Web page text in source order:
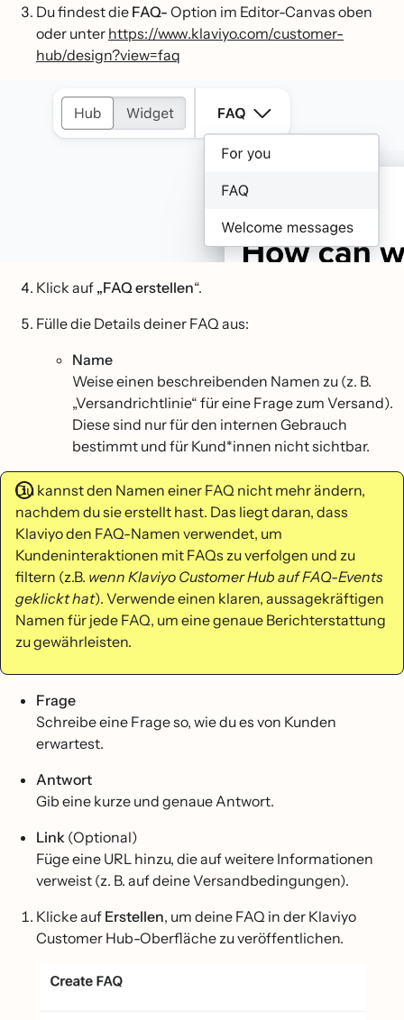
Du findest die FAQ- Option im Editor-Canvas oben
oder unter https://www.klaviyo.com/customer-
hub/design?view=faq
Klick auf „FAQ erstellen“.
Fülle die Details deiner FAQ aus:
Name
Weise einen beschreibenden Namen zu (z. B.
„Versandrichtlinie“ für eine Frage zum Versand).
Diese sind nur für den internen Gebrauch
bestimmt und für Kund*innen nicht sichtbar.
Du kannst den Namen einer FAQ nicht mehr ändern,
nachdem du sie erstellt hast. Das liegt daran, dass
Klaviyo den FAQ-Namen verwendet, um
Kundeninteraktionen mit FAQs zu verfolgen und zu
filtern (z.B. wenn Klaviyo Customer Hub auf FAQ-Events
geklickt hat). Verwende einen klaren, aussagekräftigen
Namen für jede FAQ, um eine genaue Berichterstattung
zu gewährleisten.
Frage
Schreibe eine Frage so, wie du es von Kunden
erwartest.
Antwort
Gib eine kurze und genaue Antwort.
Link (Optional)
Füge eine URL hinzu, die auf weitere Informationen
verweist (z. B. auf deine Versandbedingungen).
Klicke auf Erstellen, um deine FAQ in der Klaviyo
Customer Hub-Oberfläche zu veröffentlichen.